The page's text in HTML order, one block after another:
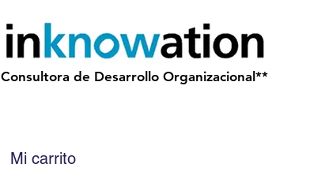
Consultora de Desarrollo Organizacional**
Mi carrito